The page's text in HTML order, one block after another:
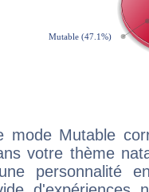
mode Mutable
votre thème
personnalité